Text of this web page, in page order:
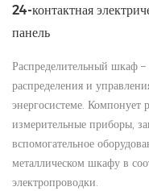
24-контактная
панель
Распределительный шкаф –
распределения и
энергосистеме. Компонует
измерительные приборы,
вспомогательное
металлическом шкафу в
электропроводки.